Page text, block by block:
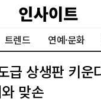
트렌드 연예·문화
급 상생판 키운
맞손